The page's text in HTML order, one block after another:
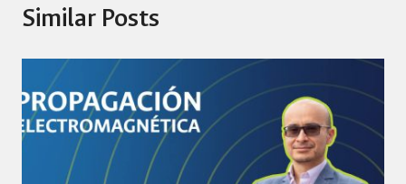
Similar Posts